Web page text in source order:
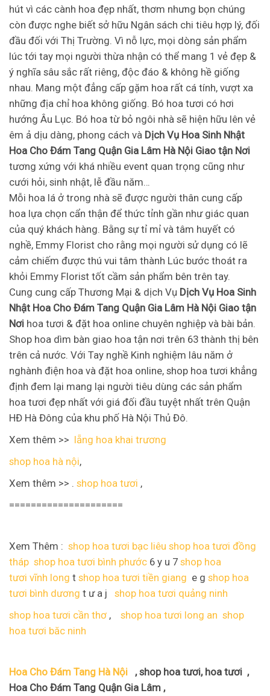
hút vì các cành hoa đẹp nhất, thơm nhưng bọn chúng
còn được nghe biết sở hữu Ngân sách chi tiêu hợp lý, đối
đầu đối với Thị Trường. Vì nỗ lực, mọi dòng sản phẩm
lúc tới tay mọi người thừa nhận có thể mang 1 vẻ đẹp &
ý nghĩa sâu sắc rất riêng, độc đáo & không hề giống
nhau. Mang một đẳng cấp gặm hoa rất cá tính, vượt xa
những địa chỉ hoa không giống. Bó hoa tươi có hơi
hướng Âu Lục. Bó hoa từ bỏ ngôi nhà sẽ hiện hữu lên vẻ
êm ả dịu dàng, phong cách và Dịch Vụ Hoa Sinh Nhật
Hoa Cho Đám Tang Quận Gia Lâm Hà Nội Giao tận Nơi
tương xứng với khá nhiều event quan trọng cũng như
cưới hỏi, sinh nhật, lễ đầu năm…
Mỗi hoa lá ở trong nhà sẽ được người thân cung cấp
hoa lựa chọn cẩn thận để thức tỉnh gần như giác quan
của quý khách hàng. Bằng sự tỉ mỉ và tâm huyết có
nghề, Emmy Florist cho rằng mọi người sử dụng có lẽ
cảm chiếm được thú vui tâm thành Lúc bước thoát ra
khỏi Emmy Florist tốt cầm sản phẩm bên trên tay.
Cung cung cấp Thương Mại & dịch Vụ Dịch Vụ Hoa Sinh
Nhật Hoa Cho Đám Tang Quận Gia Lâm Hà Nội Giao tận
Nơi hoa tươi & đặt hoa online chuyên nghiệp và bài bản.
Shop hoa dìm bàn giao hoa tận nơi trên 63 thành thị bên
trên cả nước. Với Tay nghề Kinh nghiệm lâu năm ở
nghành điện hoa và đặt hoa online, shop hoa tươi khẳng
định đem lại mang lại người tiêu dùng các sản phẩm
hoa tươi đẹp nhất với giá đối đầu tuyệt nhất trên Quận
HĐ Hà Đông của khu phố Hà Nội Thủ Đô.
Xem thêm >> lẵng hoa khai trương
shop hoa hà nội,
Xem thêm >> .
shop hoa tươi ,
=====================
Xem Thêm : shop hoa tươi bạc liêu shop hoa tươi đồng
tháp shop hoa tươi bình phước 6 y u 7 shop hoa
tươi vĩnh long t shop hoa tươi tiền giang e g shop hoa
tươi bình dương t ư a j shop hoa tươi quảng ninh
shop hoa tươi cần thơ , shop hoa tươi long an shop
hoa tươi băc ninh
Hoa Cho Đám Tang Hà Nội , shop hoa tươi, hoa tươi ,
Hoa Cho Đám Tang Quận Gia Lâm ,